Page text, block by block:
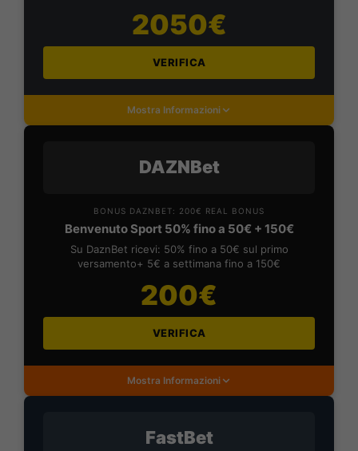
2050€
VERIFICA
Mostra Informazioni
DAZNBet
BONUS DAZNBET: 200€ REAL BONUS
Benvenuto Sport 50% fino a 50€ + 150€
Su DaznBet ricevi: 50% fino a 50€ sul primo
versamento+ 5€ a settimana fino a 150€
200€
VERIFICA
Mostra Informazioni
FastBet